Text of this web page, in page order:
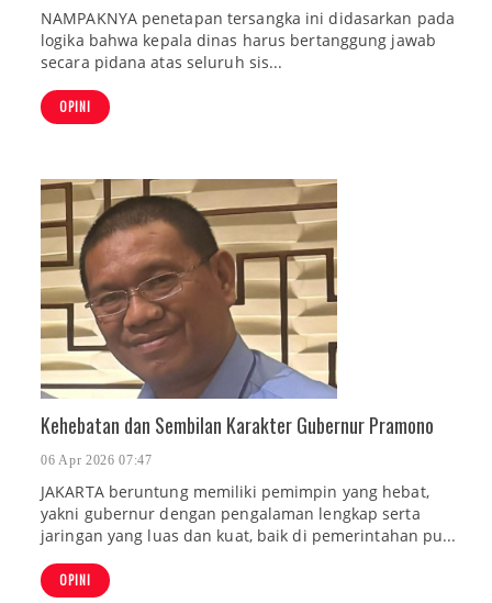
NAMPAKNYA penetapan tersangka ini didasarkan pada
logika bahwa kepala dinas harus bertanggung jawab
secara pidana atas seluruh sis...
OPINI
Kehebatan dan Sembilan Karakter Gubernur Pramono
06 Apr 2026 07:47
JAKARTA beruntung memiliki pemimpin yang hebat,
yakni gubernur dengan pengalaman lengkap serta
jaringan yang luas dan kuat, baik di pemerintahan pu...
OPINI